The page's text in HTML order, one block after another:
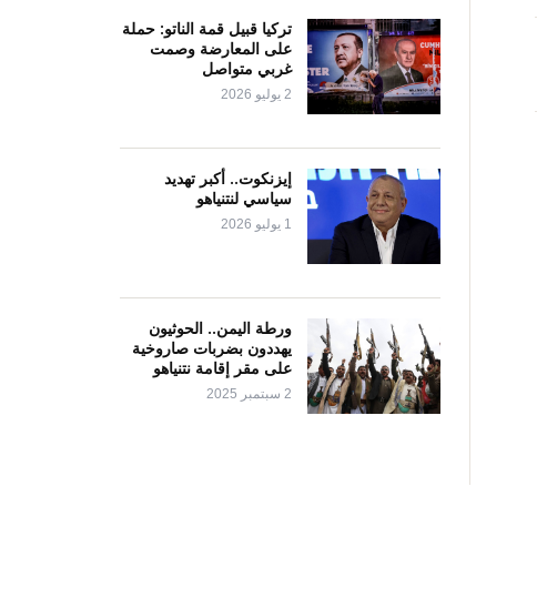
تركيا قبيل قمة الناتو: حملة
على المعارضة وصمت
غربي متواصل
2 يوليو 2026
إيزنكوت.. أكبر تهديد
سياسي لنتنياهو
1 يوليو 2026
ورطة اليمن.. الحوثيون
يهددون بضربات صاروخية
على مقر إقامة نتنياهو
2 سبتمبر 2025